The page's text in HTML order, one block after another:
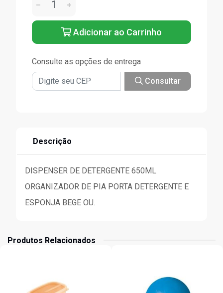
Adicionar ao Carrinho
Consulte as opções de entrega
Consultar
Descrição
DISPENSER DE DETERGENTE 650ML
ORGANIZADOR DE PIA PORTA DETERGENTE E
ESPONJA BEGE OU.
Produtos Relacionados